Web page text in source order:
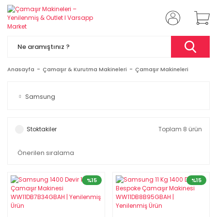
Anasayfa Çamaşır & Kurutma Makineleri Çamaşır Makineleri
Samsung
Stoktakiler Toplam 8 ürün
%15 %15